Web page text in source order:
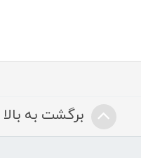
برگشت به بالا